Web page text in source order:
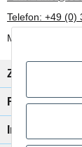
Telefon: +49 (0)
Mo-Fr: 8:00 Uhr
Zahlung/
Rechtliches
Informationen